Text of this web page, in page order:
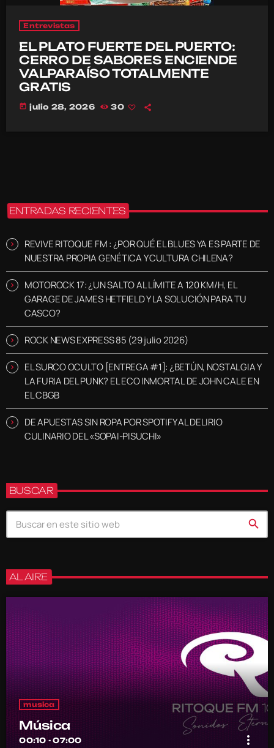
Entrevistas
EL PLATO FUERTE DEL PUERTO:
CERRO DE SABORES ENCIENDE
VALPARAÍSO TOTALMENTE
GRATIS
today julio 28, 2026 30
ENTRADAS RECIENTES
REVIVE RITOQUE FM : ¿POR QUÉ EL BLUES YA ES PARTE DE
NUESTRA PROPIA GENÉTICA Y CULTURA CHILENA?
MOTOROCK 17: ¿UN SALTO AL LÍMITE A 120 KM/H, EL
GARAGE DE JAMES HETFIELD Y LA SOLUCIÓN PARA TU
CASCO?
ROCK NEWS EXPRESS 85 (29 julio 2026)
EL SURCO OCULTO [ENTREGA #1]: ¿BETÚN, NOSTALGIA Y
LA FURIA DEL PUNK? EL ECO INMORTAL DE JOHN CALE EN
EL CBGB
DE APUESTAS SIN ROPA POR SPOTIFY AL DELIRIO
CULINARIO DEL «SOPAI-PISUCHI»
BUSCAR
search
AL AIRE
musica
Música
00:10 - 07:00 more_vert